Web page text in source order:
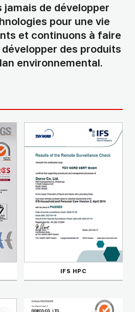
jamais de développer
pour une vie
et continuons à faire
des produits
environnemental.
IFS HPC